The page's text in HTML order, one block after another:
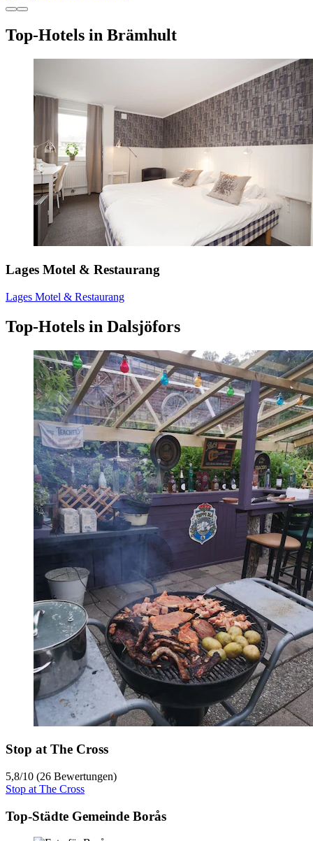
Top-Hotels in Brämhult
Lages Motel & Restaurang
Lages Motel & Restaurang
Top-Hotels in Dalsjöfors
Stop at The Cross
5,8/10 (26 Bewertungen)
Stop at The Cross
Top-Städte Gemeinde Borås